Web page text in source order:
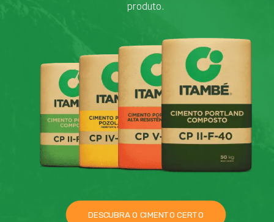
produto.
DESCUBRA O CIMENTO CERTO